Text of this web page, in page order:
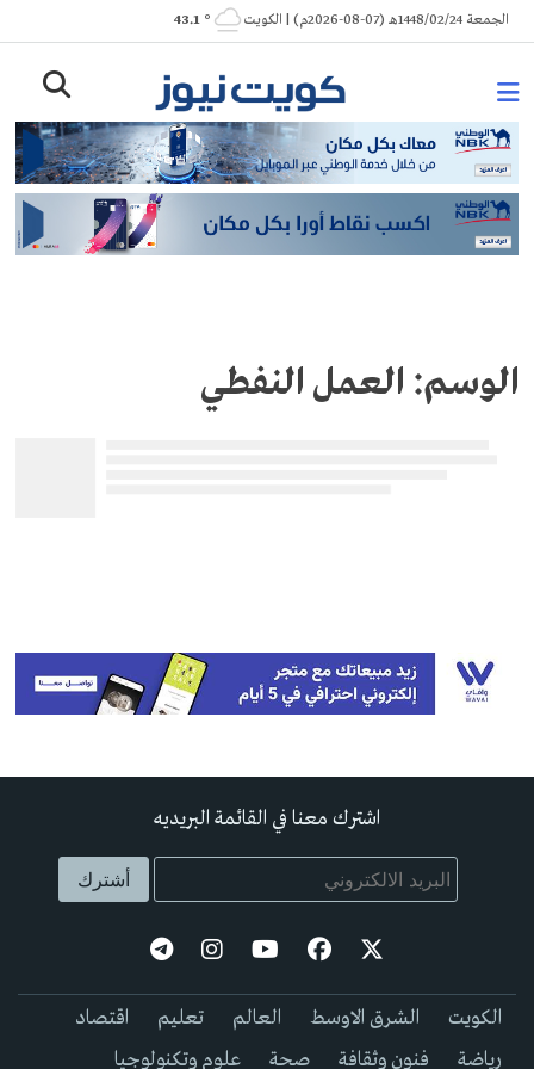
Skip
to
الجمعة 1448/02/24هـ (07-08-2026م) | الكويت ° 43.1
الوسم: العمل النفطي
اشترك معنا في القائمة البريديه
الكويت الشرق الاوسط العالم تعليم
اقتصاد
رياضة
فنون وثقافة صحة علوم وتكنولوجيا